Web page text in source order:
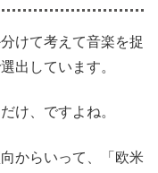
けて考えて音楽を捉
出しています。
け、ですよね。
からいって、「欧米